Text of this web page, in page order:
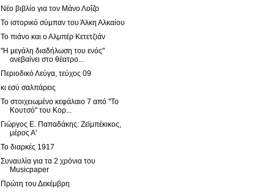
Νέο βιβλίο για τον Μάνο Λοΐζο
Το ιστορικό σύμπαν του Άλκη Αλκαίου
Το πιάνο και ο Αλμπέρ Κετετζιάν
"Η μεγάλη διαδήλωση του ενός"
ανεβαίνει στο θέατρο...
Περιοδικό Λεύγα, τεύχος 09
κι εσύ σαλπάρεις
Το στοιχειωμένο κεφάλαιο 7 από "Το
Κουτσό" του Κορ...
Γιώργος Ε. Παπαδάκης: Ζεϊμπέκικος,
μέρος Α'
Το διαρκές 1917
Συναυλία για τα 2 χρόνια του
Musicpaper
Πρώτη του Δεκέμβρη